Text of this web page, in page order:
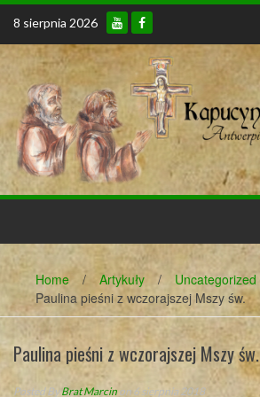
Skip
content
8 sierpnia 2026
Home / Artykuły / Uncategorized
Paulina pieśni z wczorajszej Mszy św.
Paulina pieśni z wczorajszej Mszy św.
Posted ByBrat Marcin on 6 sierpnia 2018